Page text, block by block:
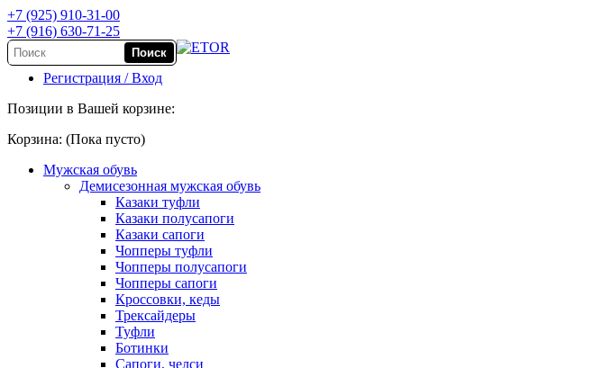
+7 (925) 910-31-00
+7 (916) 630-71-25
Регистрация / Вход
Позиции в Вашей корзине:
Корзина: (Пока пусто)
Мужская обувь
Демисезонная мужская обувь
Казаки туфли
Казаки полусапоги
Казаки сапоги
Чопперы туфли
Чопперы полусапоги
Чопперы сапоги
Кроссовки, кеды
Трексайдеры
Туфли
Ботинки
Сапоги, челси